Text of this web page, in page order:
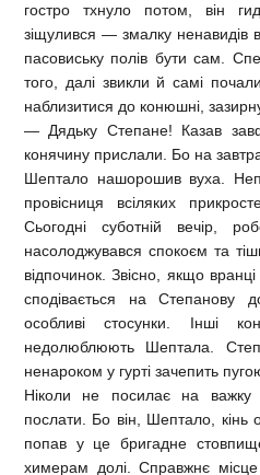
гостро тхнуло потом, він
зіщулився — змалку ненавидів
пасовиську полів бути сам.
того, далі звикли й самі
наблизитися до конюшні,
— Дядьку Степане! Казав
конячину прислали. Бо на
Шептало нашорошив вуха.
провісниця всіляких
Сьогодні суботній вечір,
насолоджувався спокоєм та
відпочинок. Звісно, якщо
сподівається на Степанову
особливі стосунки. Інші
недолюблюють Шептала.
ненароком у гурті зачепить
Ніколи не посилає на
послати. Бо він, Шептало, кінь
попав у це бригадне
химерам долі. Справжнє